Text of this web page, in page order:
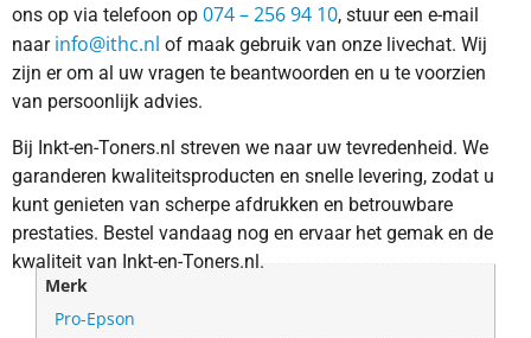
ons op via telefoon op 074 – 256 94 10, stuur een e-mail
naar info@ithc.nl of maak gebruik van onze livechat. Wij
zijn er om al uw vragen te beantwoorden en u te voorzien
van persoonlijk advies.
Bij Inkt-en-Toners.nl streven we naar uw tevredenheid. We
garanderen kwaliteitsproducten en snelle levering, zodat u
kunt genieten van scherpe afdrukken en betrouwbare
prestaties. Bestel vandaag nog en ervaar het gemak en de
kwaliteit van Inkt-en-Toners.nl.
Merk
Pro-Epson